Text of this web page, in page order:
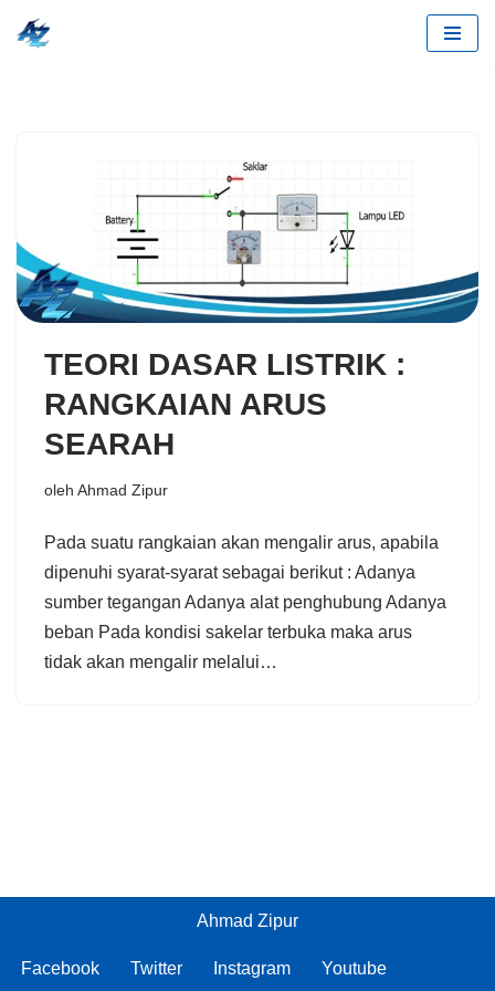
TEORI DASAR LISTRIK :
RANGKAIAN ARUS
SEARAH
oleh Ahmad Zipur
Pada suatu rangkaian akan mengalir arus, apabila
dipenuhi syarat-syarat sebagai berikut : Adanya
sumber tegangan Adanya alat penghubung Adanya
beban Pada kondisi sakelar terbuka maka arus
tidak akan mengalir melalui…
Ahmad Zipur
Facebook Twitter Instagram Youtube